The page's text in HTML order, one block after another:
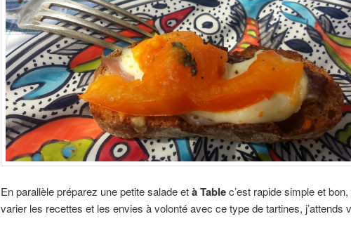
En parallèle préparez une petite salade età Tablec’est rapide simple et
varier les recettes et les envies à volonté avec ce type de tartines, j’attends